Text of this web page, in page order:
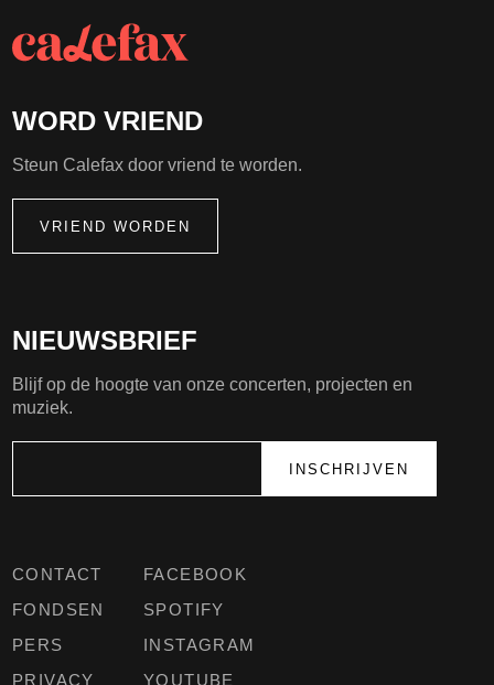
CONTACT
FONDSEN
PERS
PRIVACY
FACEBOOK
SPOTIFY
INSTAGRAM
YOUTUBE
NIEUWSBRIEF
Blijf op de hoogte van onze concerten, projecten en
muziek.
WORD VRIEND
Steun Calefax door vriend te worden.
VRIEND WORDEN